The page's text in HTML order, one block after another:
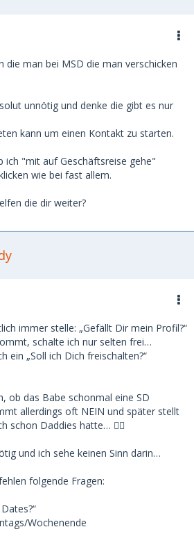
die man bei MSD die man verschicken
unnötig und denke die gibt es nur
kann um einen Kontakt zu starten.
ich "mit auf Geschäftsreise gehe"
wie bei fast allem.
die dir weiter?
immer stelle: „Gefällt Dir mein Profil?“
schalte ich nur selten frei…
ein „Soll ich Dich freischalten?“
ob das Babe schonmal eine SD
allerdings oft NEIN und später stellt
schon Daddies hatte… 🤷‍♂️
und ich sehe keinen Sinn darin…
folgende Fragen:
Wochenende